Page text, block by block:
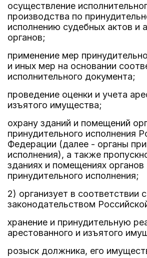
осуществление
производства по
исполнению судебных актов и
органов;
применение мер
и иных мер на основании
исполнительного документа;
проведение оценки и учета
изъятого имущества;
охрану зданий и помещений
принудительного исполнения
Федерации (далее - органы
исполнения), а также
зданиях и помещениях органов
принудительного исполнения;
2) организует в соответствии с
законодательством
хранение и принудительную
арестованного и изъятого
розыск должника, его